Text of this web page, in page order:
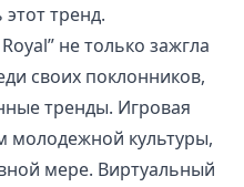
тренд.
не только зажгла
своих поклонников,
тренды. Игровая
молодежной культуры,
мере. Виртуальный